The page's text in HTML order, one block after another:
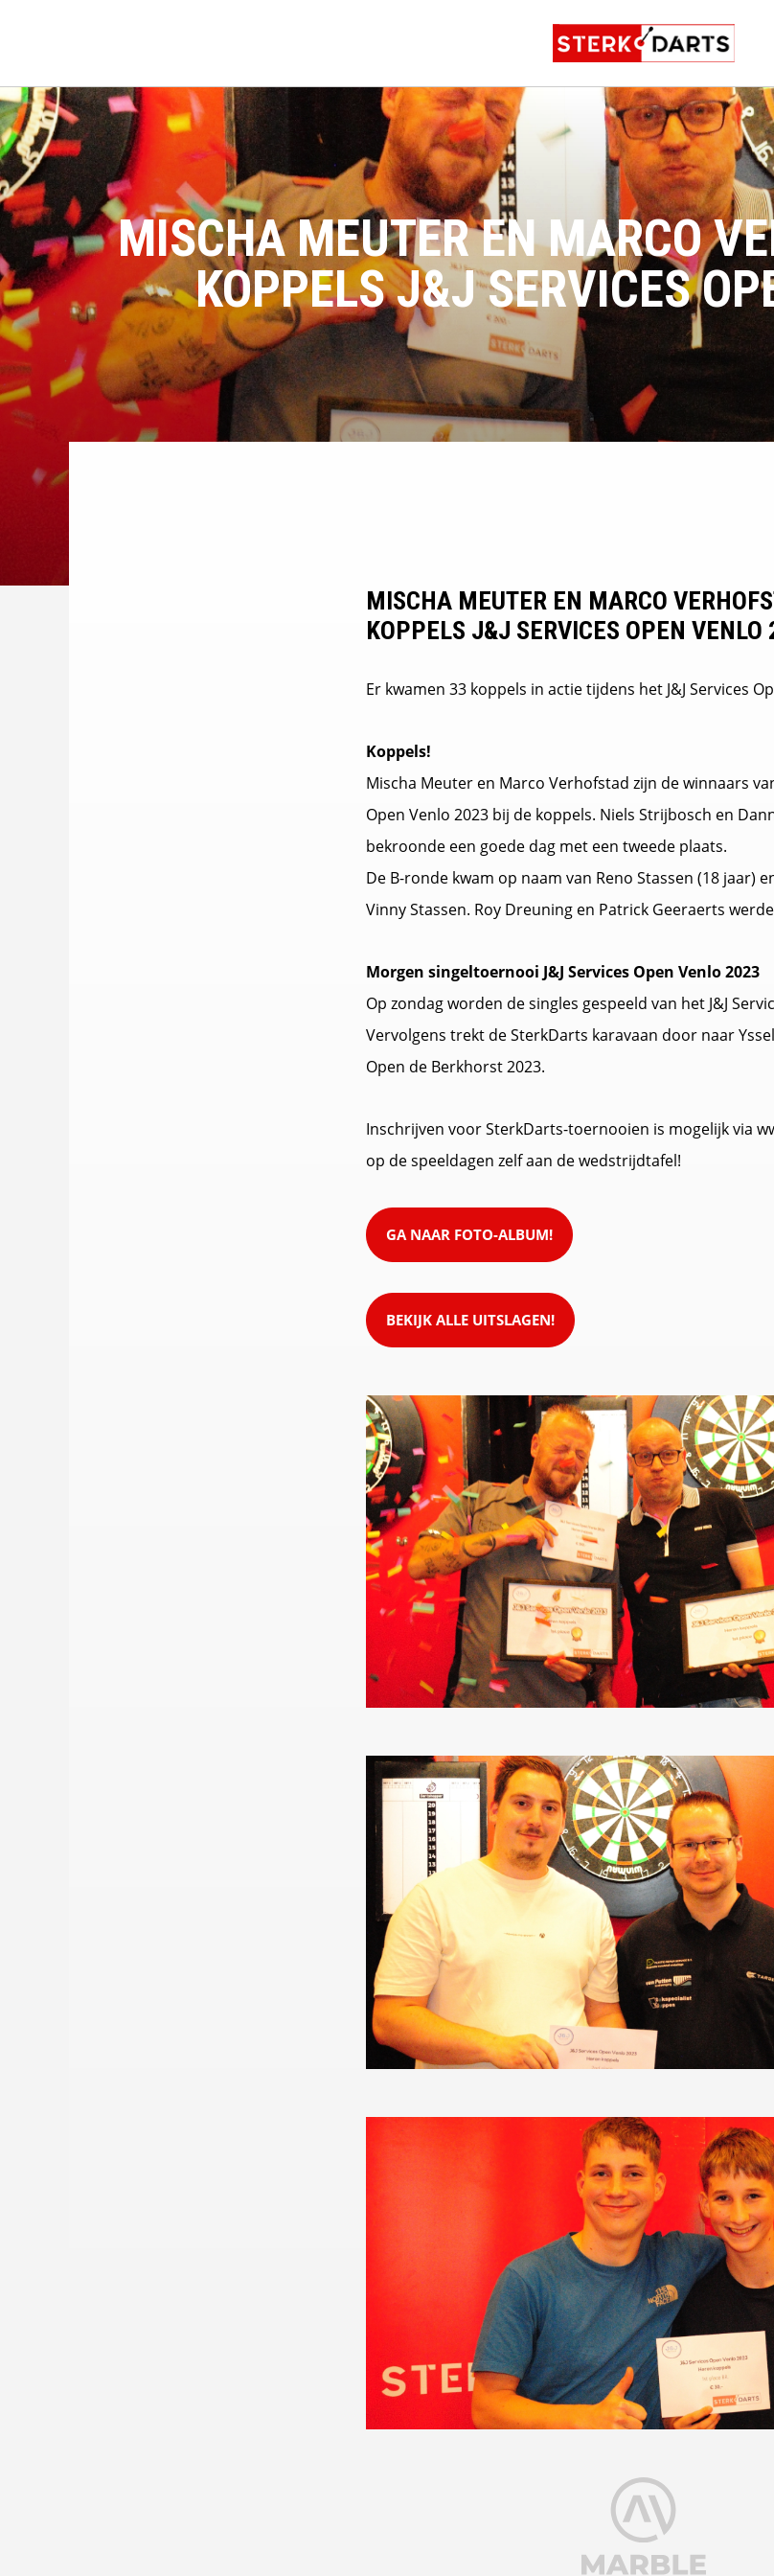
MISCHA MEUTER EN MARCO
KOPPELS J&J SERVICES
MISCHA MEUTER EN MARCO
KOPPELS J&J SERVICES OPEN VENLO
Er kwamen 33 koppels in actie tijdens het J&J Services
Koppels!
Mischa Meuter en Marco Verhofstad zijn de winnaars
Open Venlo 2023 bij de koppels. Niels Strijbosch en
bekroonde een goede dag met een tweede plaats.
De B-ronde kwam op naam van Reno Stassen (18 jaar)
Vinny Stassen. Roy Dreuning en Patrick Geeraerts
Morgen singeltoernooi J&J Services Open Venlo 2023
Op zondag worden de singles gespeeld van het J&J
Vervolgens trekt de SterkDarts karavaan door naar
Open de Berkhorst 2023.
Inschrijven voor SterkDarts-toernooien is mogelijk via
op de speeldagen zelf aan de wedstrijdtafel!
GA NAAR FOTO-ALBUM!
BEKIJK ALLE UITSLAGEN!